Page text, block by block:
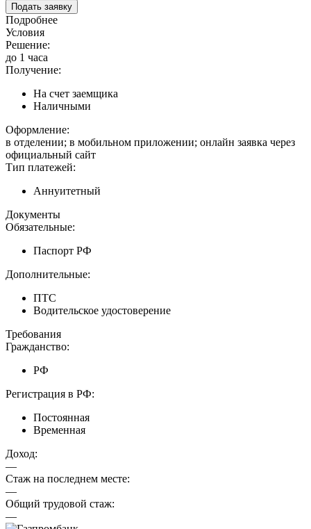
Подать заявку
Подробнее
Условия
Решение:
до 1 часа
Получение:
На счет заемщика
Наличными
Оформление:
в отделении; в мобильном приложении; онлайн заявка через
официальный сайт
Тип платежей:
Аннуитетный
Документы
Обязательные:
Паспорт РФ
Дополнительные:
ПТС
Водительское удостоверение
Требования
Гражданство:
РФ
Регистрация в РФ:
Постоянная
Временная
Доход:
—
Стаж на последнем месте:
—
Общий трудовой стаж:
—